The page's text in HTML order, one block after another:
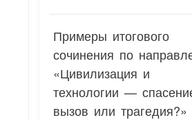
Примеры итогового
сочинения по
«Цивилизация и
технологии —
вызов или трагедия?»